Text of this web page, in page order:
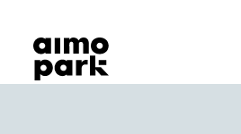
Hitta parkering
Samarbete
Kundservice